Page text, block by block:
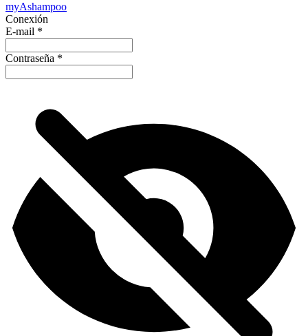
myAshampoo
Conexión
E-mail *
Contraseña *